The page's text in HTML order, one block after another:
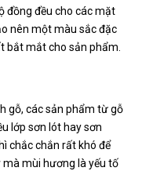
đồng đều cho các mặt
nên một màu sắc đặc
bắt mắt cho sản phẩm.
gỗ, các sản phẩm từ gỗ
lớp sơn lót hay sơn
chắc chắn rất khó để
mà mùi hương là yếu tố